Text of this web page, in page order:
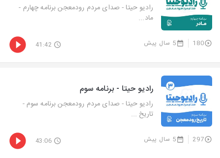
رادیو حیتا - صدای مردم رودمعجن برنامه چهارم -
ماد...
180 5 سال پیش 41:42
رادیو حیتا - برنامه سوم
رادیو حیتا - صدای مردم رودمعجن برنامه سوم -
تاریخ ...
297 5 سال پیش 43:06